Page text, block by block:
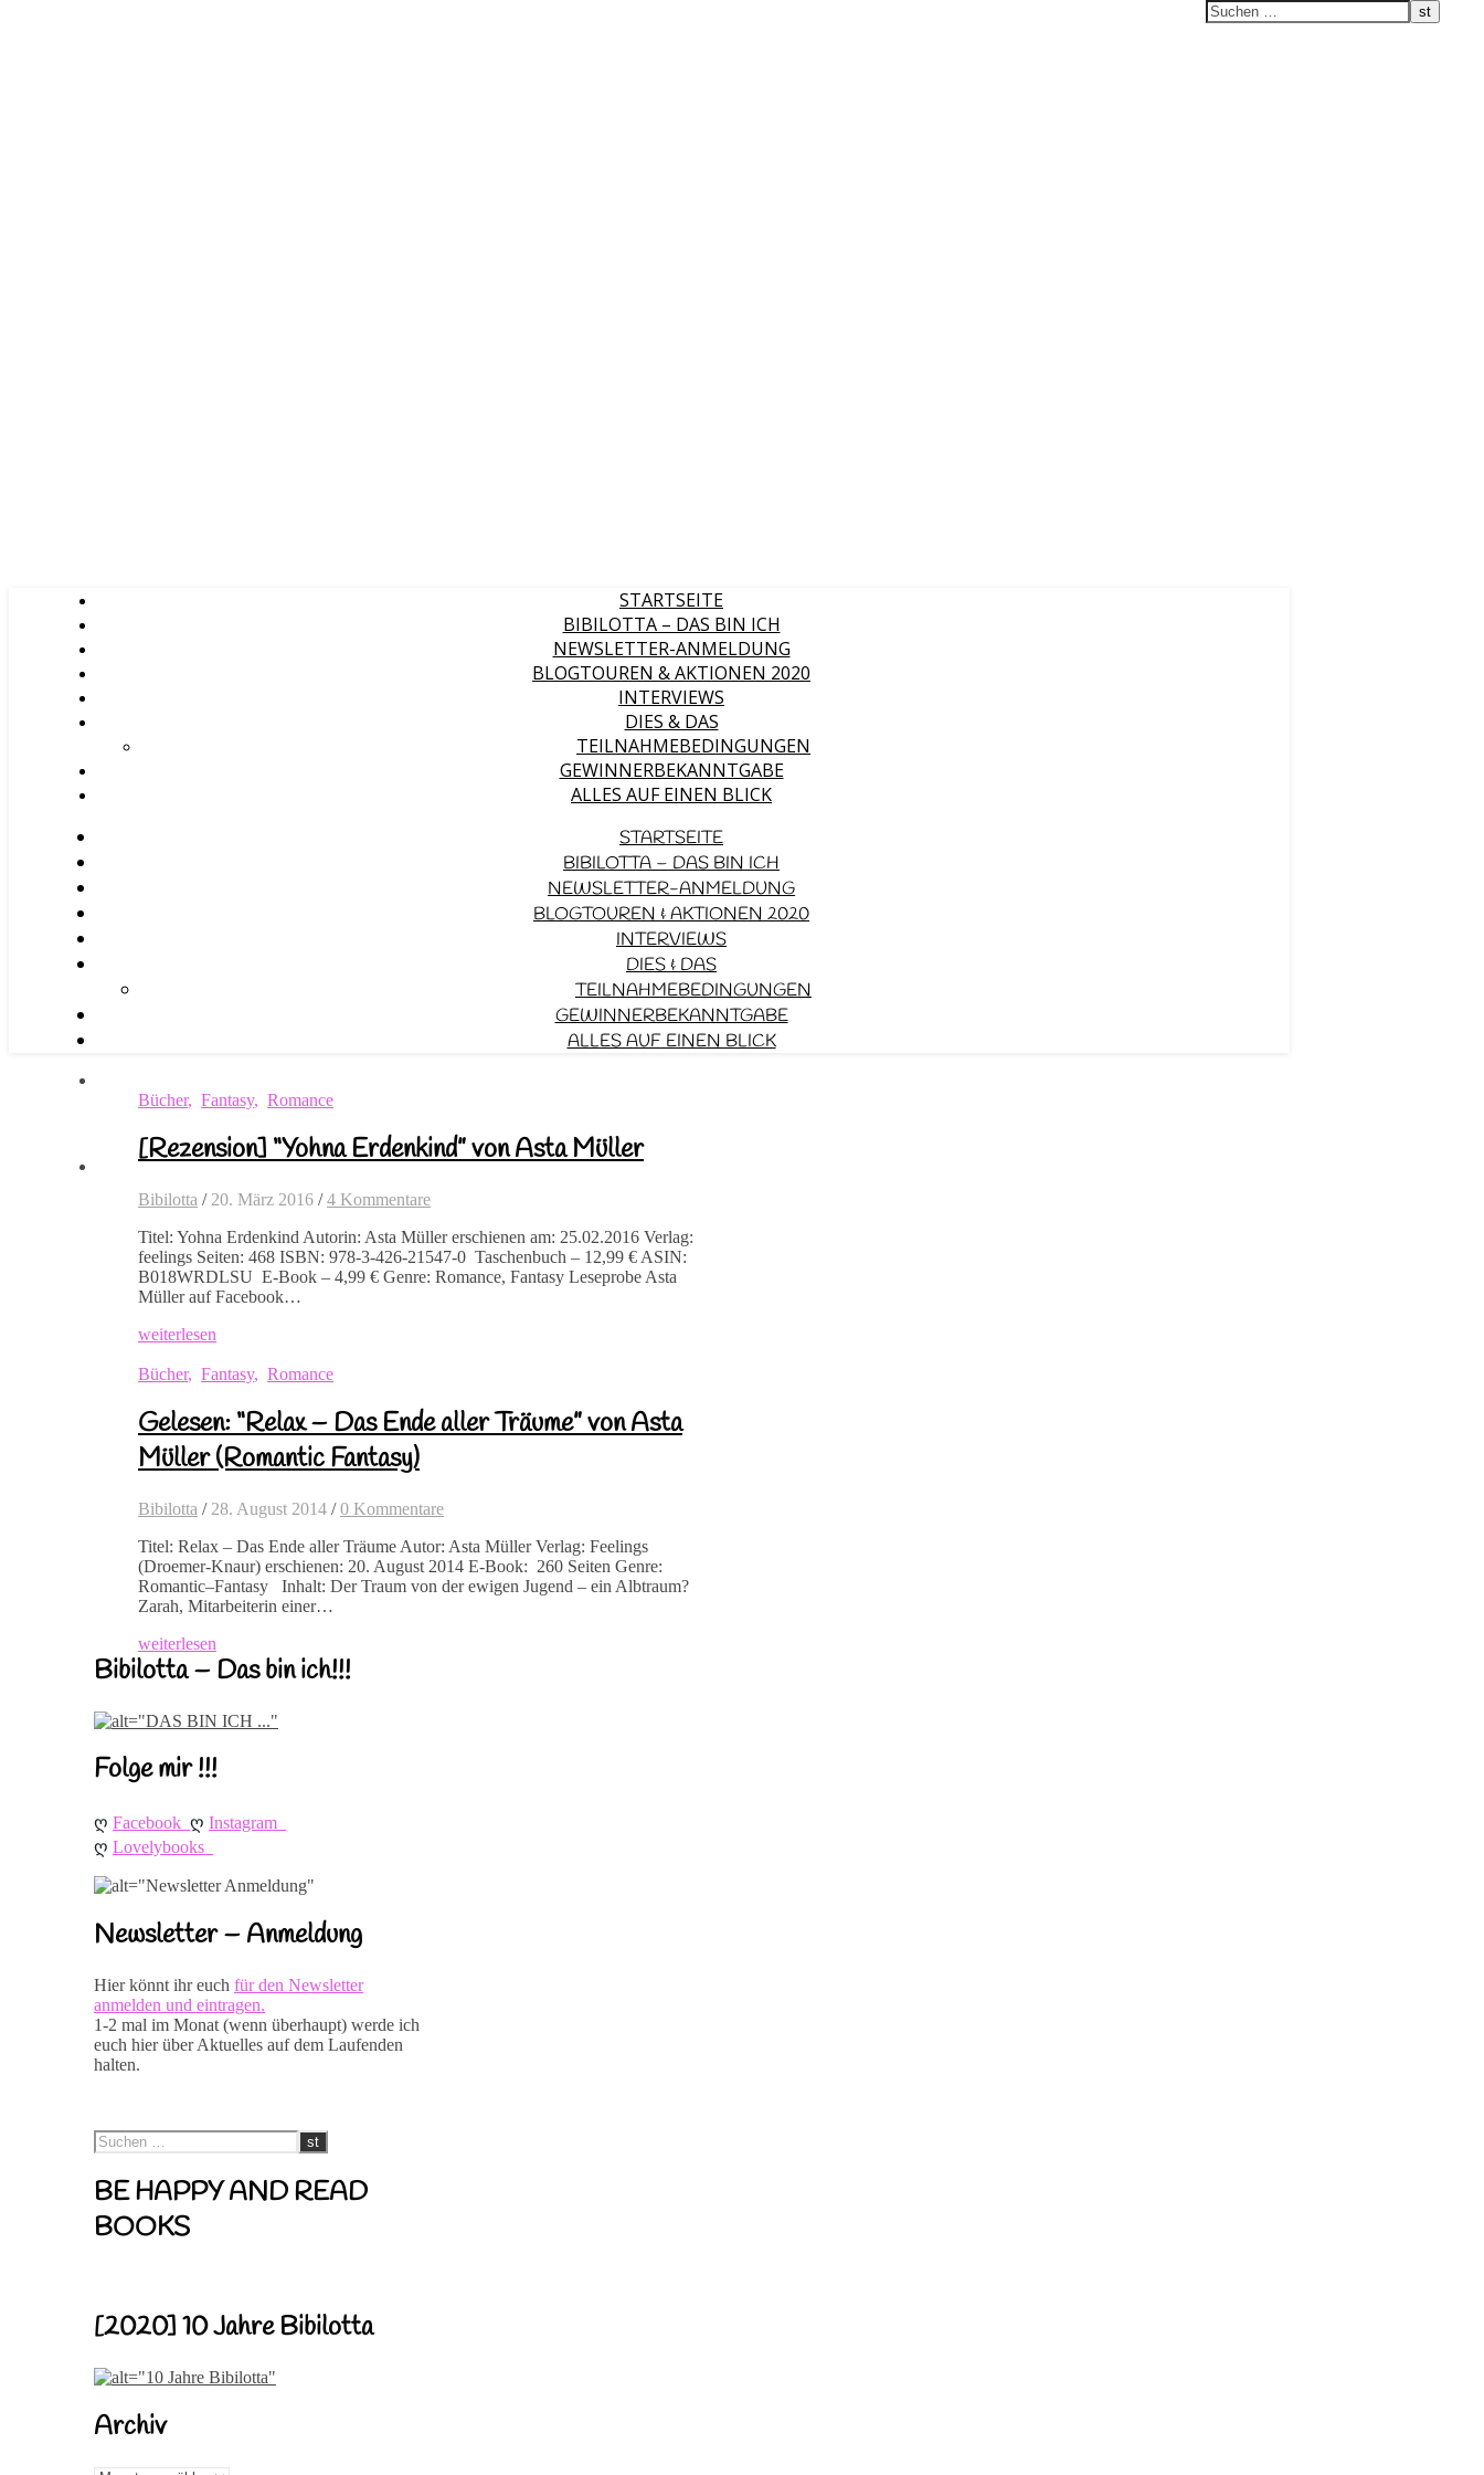
STARTSEITE
BIBILOTTA – DAS BIN ICH
NEWSLETTER-ANMELDUNG
BLOGTOUREN & AKTIONEN 2020
INTERVIEWS
DIES & DAS
TEILNAHMEBEDINGUNGEN
GEWINNERBEKANNTGABE
ALLES AUF EINEN BLICK
STARTSEITE
BIBILOTTA – DAS BIN ICH
NEWSLETTER-ANMELDUNG
BLOGTOUREN & AKTIONEN 2020
INTERVIEWS
DIES & DAS
TEILNAHMEBEDINGUNGEN
GEWINNERBEKANNTGABE
ALLES AUF EINEN BLICK
Bücher, Fantasy, Romance
[Rezension] “Yohna Erdenkind” von Asta Müller
Bibilotta / 20. März 2016 / 4 Kommentare
Titel: Yohna Erdenkind Autorin: Asta Müller erschienen am: 25.02.2016 Verlag:
feelings Seiten: 468 ISBN: 978-3-426-21547-0 Taschenbuch – 12,99 € ASIN:
B018WRDLSU E-Book – 4,99 € Genre: Romance, Fantasy Leseprobe Asta
Müller auf Facebook…
weiterlesen
Bücher, Fantasy, Romance
Gelesen: “Relax – Das Ende aller Träume” von Asta
Müller (Romantic Fantasy)
Bibilotta / 28. August 2014 / 0 Kommentare
Titel: Relax – Das Ende aller Träume Autor: Asta Müller Verlag: Feelings
(Droemer-Knaur) erschienen: 20. August 2014 E-Book: 260 Seiten Genre:
Romantic–Fantasy Inhalt: Der Traum von der ewigen Jugend – ein Albtraum?
Zarah, Mitarbeiterin einer…
weiterlesen
Bibilotta – Das bin ich!!!
Folge mir !!!
ღ Facebook ღ Instagram
ღ Lovelybooks
Newsletter – Anmeldung
Hier könnt ihr euch für den Newsletter
anmelden und eintragen.
1-2 mal im Monat (wenn überhaupt) werde ich
euch hier über Aktuelles auf dem Laufenden
halten.
BE HAPPY AND READ
BOOKS
[2020] 10 Jahre Bibilotta
Archiv